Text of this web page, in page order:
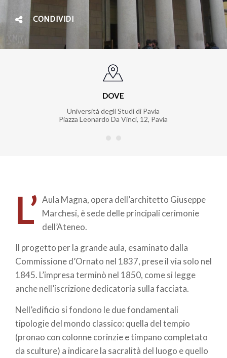
CONDIVIDI
DOVE
Università degli Studi di Pavia
Piazza Leonardo Da Vinci, 12, Pavia
L’ Aula Magna, opera dell’architetto Giuseppe
Marchesi, è sede delle principali cerimonie
dell’Ateneo.
Il progetto per la grande aula, esaminato dalla
Commissione d’Ornato nel 1837, prese il via solo nel
1845. L’impresa terminò nel 1850, come si legge
anche nell’iscrizione dedicatoria sulla facciata.
Nell’edificio si fondono le due fondamentali
tipologie del mondo classico: quella del tempio
(pronao con colonne corinzie e timpano completato
da sculture) a indicare la sacralità del luogo e quello